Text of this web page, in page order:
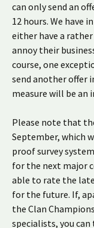
can only send an
12 hours. We have
either have a
annoy their
course, one
send another offer
measure will be an
Please note that
September, which
proof survey
for the next major
able to rate the
for the future. If,
the Clan
specialists, you